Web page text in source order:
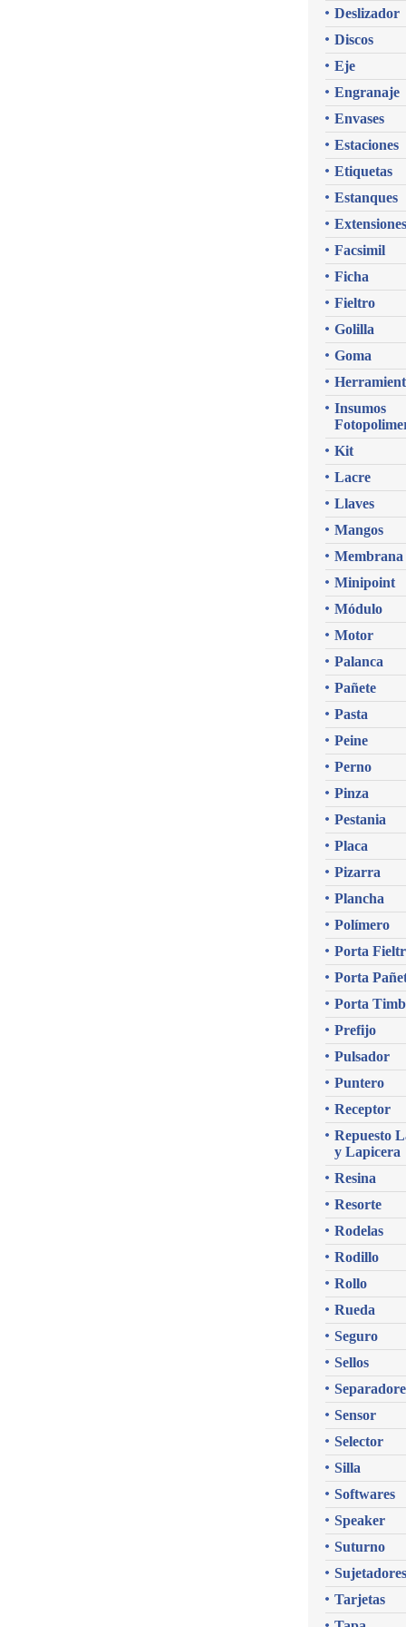
Deslizador
Discos
Eje
Engranaje
Envases
Estaciones
Etiquetas
Estanques
Extensiones
Facsimil
Ficha
Fieltro
Golilla
Goma
Insumos
Kit
Lacre
Llaves
Mangos
Membrana
Minipoint
Módulo
Motor
Palanca
Pañete
Pasta
Peine
Perno
Pinza
Pestania
Placa
Pizarra
Plancha
Polímero
Porta
Porta
Porta
Prefijo
Pulsador
Puntero
Receptor
Repuesto
y Lapicera
Resina
Resorte
Rodelas
Rodillo
Rollo
Rueda
Seguro
Sellos
Sensor
Selector
Silla
Softwares
Speaker
Suturno
Sujetadores
Tarjetas